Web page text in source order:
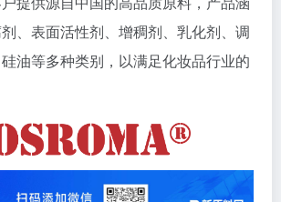
、表面活性剂、增稠剂、乳化剂、调
油等多种类别，以满足化妆品行业的